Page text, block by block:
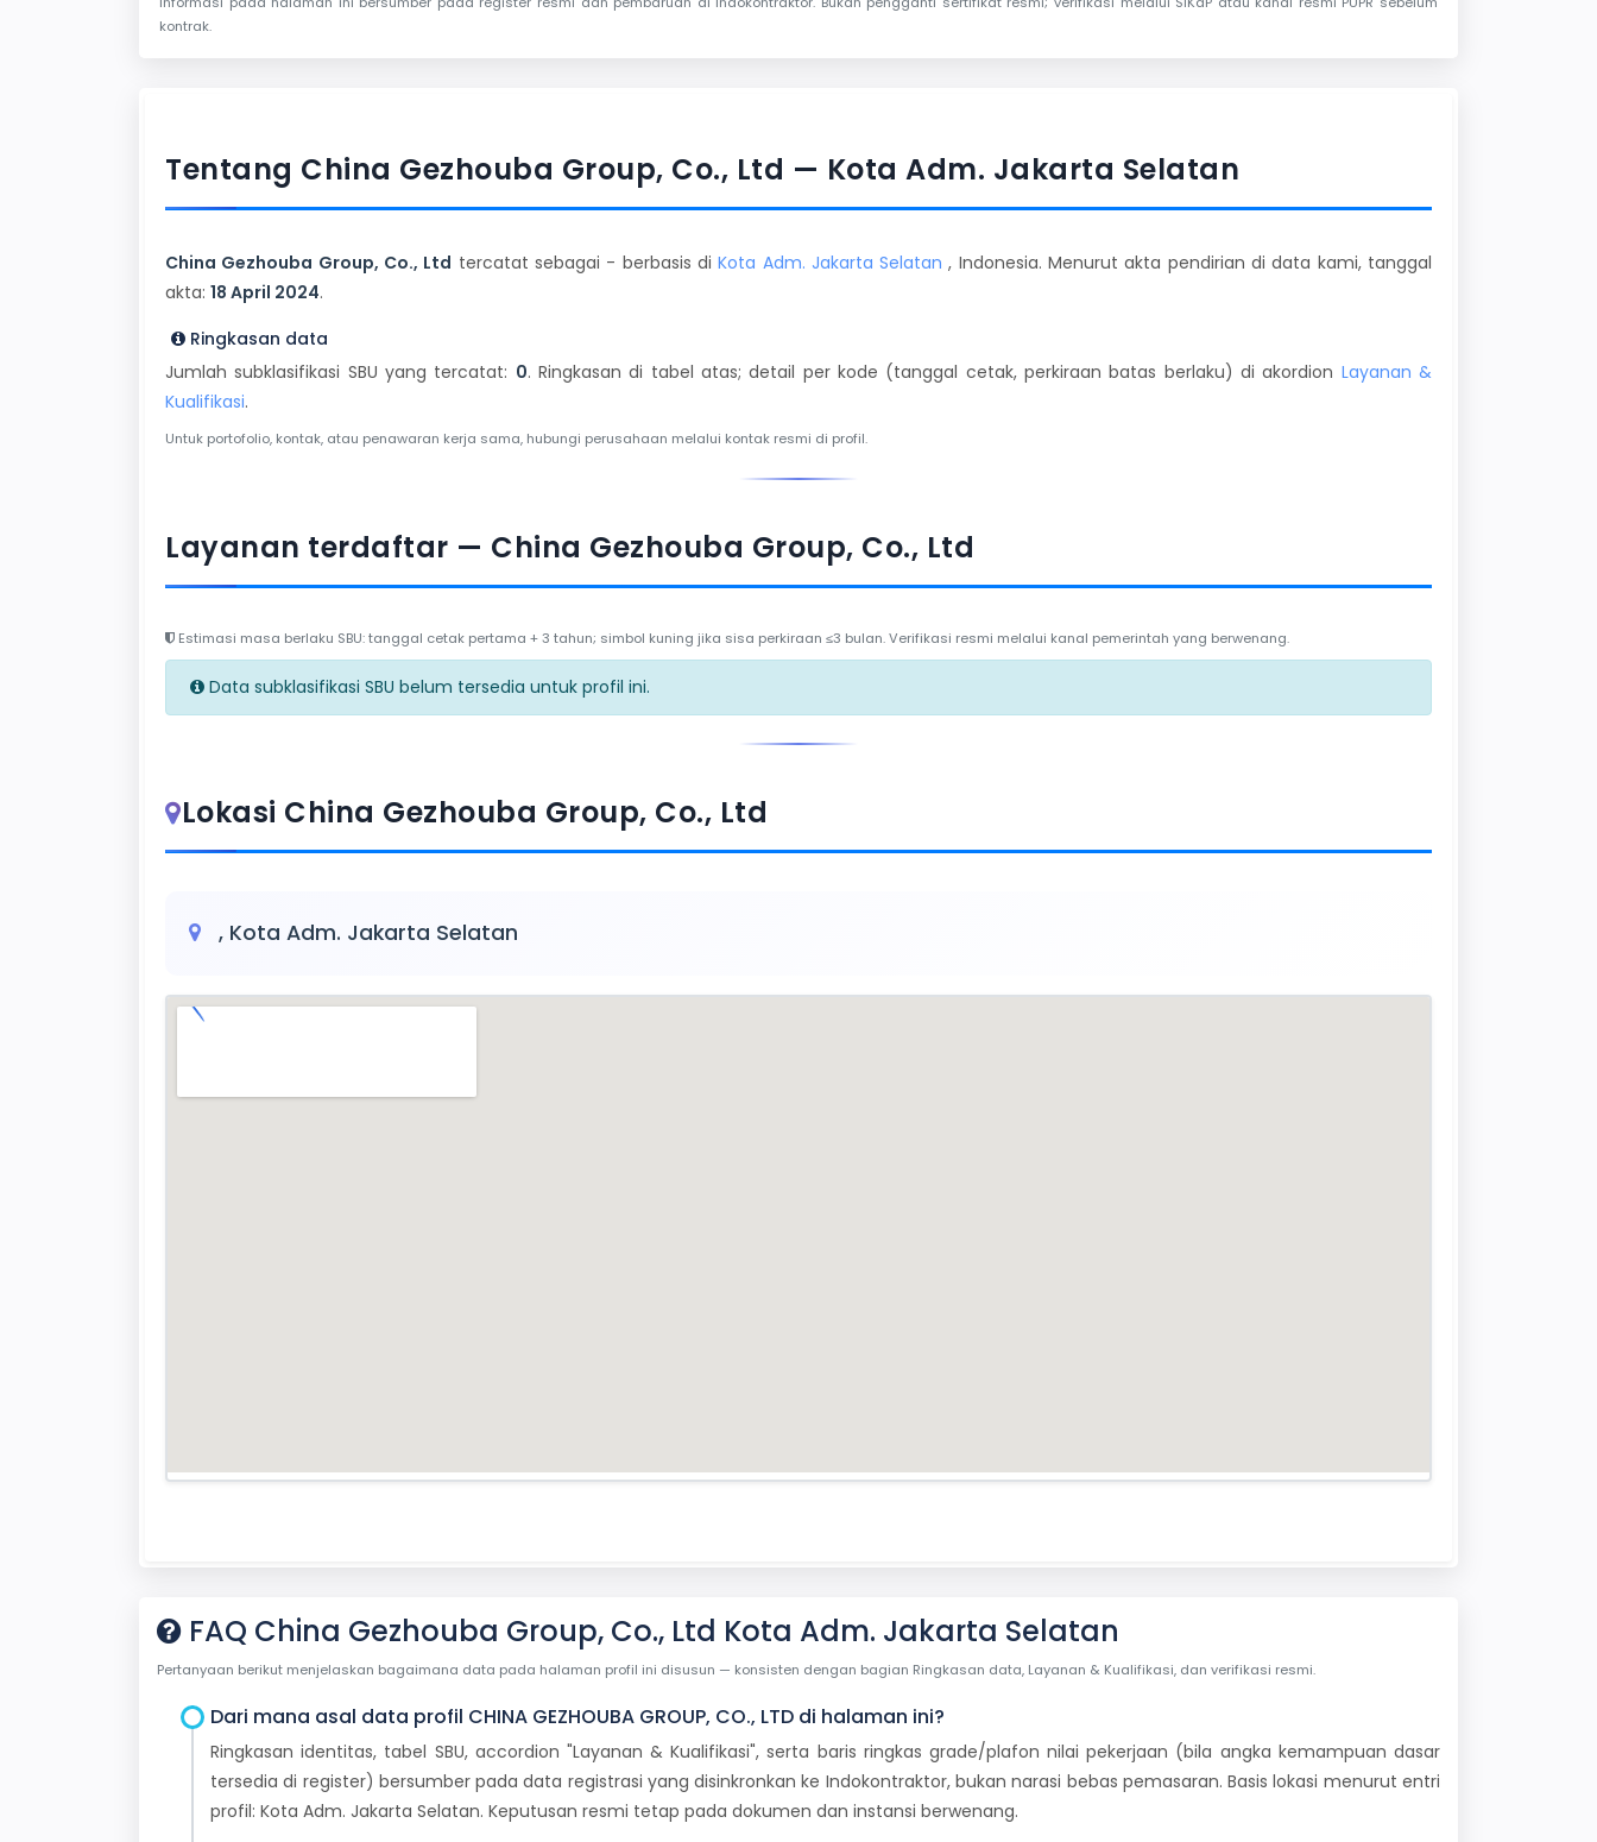
kontrak.
Tentang China Gezhouba Group, Co., Ltd — Kota Adm. Jakarta Selatan
China Gezhouba Group, Co., Ltd tercatat sebagai - berbasis diKota Adm. Jakarta Selatan , Indonesia. Menurut akta pendirian di data kami, tanggal
akta: 18 April 2024.
Ringkasan data
Jumlah subklasifikasi SBU yang tercatat: 0. Ringkasan di tabel atas; detail per kode (tanggal cetak, perkiraan batas berlaku) di akordion Layanan &
Kualifikasi.
Untuk portofolio, kontak, atau penawaran kerja sama, hubungi perusahaan melalui kontak resmi di profil.
Layanan terdaftar — China Gezhouba Group, Co., Ltd
Estimasi masa berlaku SBU: tanggal cetak pertama + 3 tahun; simbol kuning jika sisa perkiraan ≤3 bulan. Verifikasi resmi melalui kanal pemerintah yang berwenang.
Data subklasifikasi SBU belum tersedia untuk profil ini.
Lokasi China Gezhouba Group, Co., Ltd
, Kota Adm. Jakarta Selatan
FAQ China Gezhouba Group, Co., Ltd Kota Adm. Jakarta Selatan
Pertanyaan berikut menjelaskan bagaimana data pada halaman profil ini disusun — konsisten dengan bagian Ringkasan data, Layanan & Kualifikasi, dan verifikasi resmi.
Dari mana asal data profil CHINA GEZHOUBA GROUP, CO., LTD di halaman ini?
Ringkasan identitas, tabel SBU, accordion "Layanan & Kualifikasi", serta baris ringkas grade/plafon nilai pekerjaan (bila angka kemampuan dasar
tersedia di register) bersumber pada data registrasi yang disinkronkan ke Indokontraktor, bukan narasi bebas pemasaran. Basis lokasi menurut entri
profil: Kota Adm. Jakarta Selatan. Keputusan resmi tetap pada dokumen dan instansi berwenang.